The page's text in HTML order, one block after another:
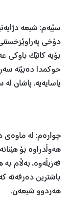
سێیەم: شیعە
دۆخی
حوکمدا دەبێتە
یاسایەیە، پاشان لە ساڵی ٢٠٠٤ پۆل برێمەر
چوارەم: لە ماوەی
هەوڵدراوە بۆ
فەزیڵەوە، بەڵام
باشترین
هەردوو شیعەن.